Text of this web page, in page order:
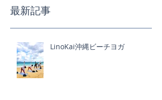
最新記事
LinoKai沖縄ビーチヨガ